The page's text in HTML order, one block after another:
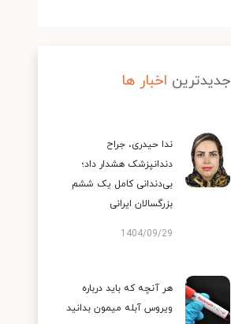
جدیدترین اخبار ها
ندا حیدری، جراح
دندانپزشک هشدار داد؛
بی‌دندانی کامل یک ششم
بزرگسالان ایرانی
1404/09/29
هر آنچه که باید درباره
ویروس آبله میمون بدانید